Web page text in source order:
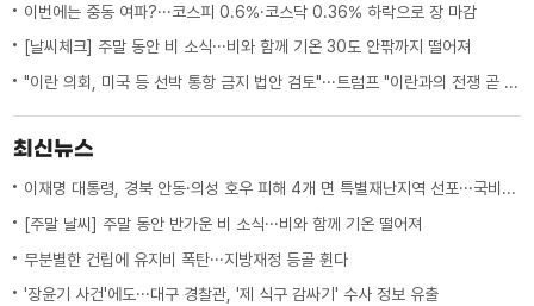
이번에는 중동 여파?···코스피 0.6%·코스닥 0.36% 하락으로 장 마감
[날씨체크] 주말 동안 비 소식···비와 함께 기온 30도 안팎까지 떨어져
"이란 의회, 미국 등 선박 통항 금지 법안 검토"···트럼프 "이란과의 전쟁 곧 끝나"
최신뉴스
이재명 대통령, 경북 안동·의성 호우 피해 4개 면 특별재난지역 선포···국비 추가 지원
[주말 날씨] 주말 동안 반가운 비 소식···비와 함께 기온 떨어져
무분별한 건립에 유지비 폭탄···지방재정 등골 휜다
'장윤기 사건'에도···대구 경찰관, '제 식구 감싸기' 수사 정보 유출